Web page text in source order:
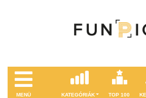
MENÜ KATEGÓRIÁK TOP 100